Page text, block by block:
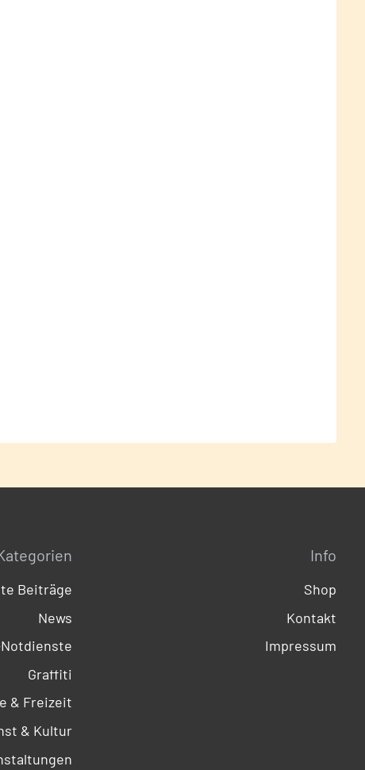
Beiträge
News
Graffiti
& Freizeit
& Kultur
Info
Shop
Kontakt
Impressum